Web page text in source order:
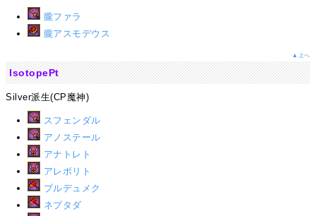
朧ファラ
朧アスモデウス
▲上へ
IsotopePt
Silver派生(CP魔神)
スフェンダル
アノステール
アナトレト
アレボリト
ブルデュメク
ネプタダ